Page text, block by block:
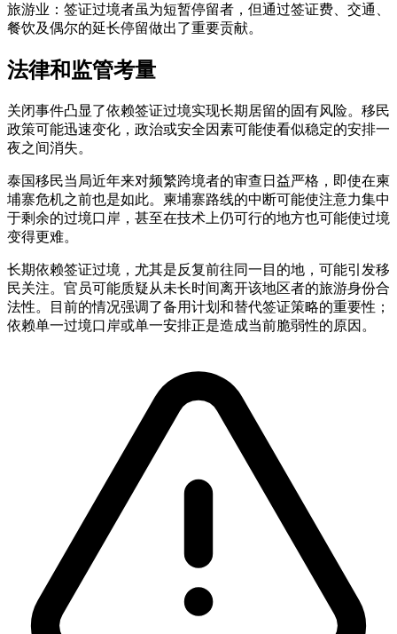
旅游业：签证过境者虽为短暂停留者，但通过签证费、交通、
餐饮及偶尔的延长停留做出了重要贡献。
法律和监管考量
关闭事件凸显了依赖签证过境实现长期居留的固有风险。移民
政策可能迅速变化，政治或安全因素可能使看似稳定的安排一
夜之间消失。
泰国移民当局近年来对频繁跨境者的审查日益严格，即使在柬
埔寨危机之前也是如此。柬埔寨路线的中断可能使注意力集中
于剩余的过境口岸，甚至在技术上仍可行的地方也可能使过境
变得更难。
长期依赖签证过境，尤其是反复前往同一目的地，可能引发移
民关注。官员可能质疑从未长时间离开该地区者的旅游身份合
法性。目前的情况强调了备用计划和替代签证策略的重要性；
依赖单一过境口岸或单一安排正是造成当前脆弱性的原因。